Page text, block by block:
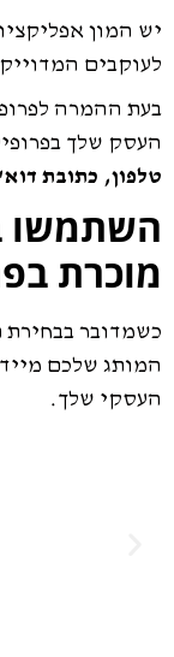
יש המון
לעוקבים
בעת ההמרה
העסק שלך
טלפון, כתובת
השתמשו
מוכרת
כשמדובר בבחירת
המותג שלכם
העסקי שלך.